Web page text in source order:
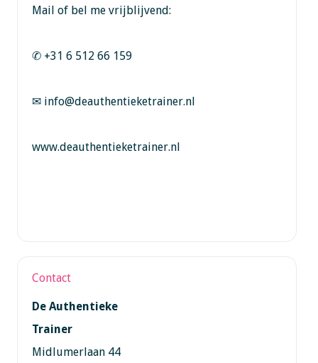
Mail of bel me vrijblijvend:
✆ +31 6 512 66 159
✉ info@deauthentieketrainer.nl
www.deauthentieketrainer.nl
Contact
De Authentieke
Trainer
Midlumerlaan 44